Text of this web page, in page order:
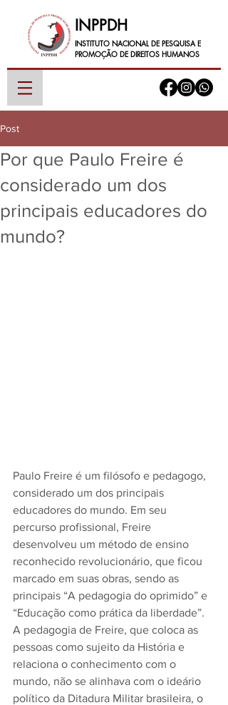
INPPDH
INSTITUTO NACIONAL DE PESQUISA E
PROMOÇÃO DE DIREITOS HUMANOS
Post
Por que Paulo Freire é
considerado um dos
principais educadores do
mundo?
Paulo Freire é um filósofo e pedagogo,
considerado um dos principais
educadores do mundo. Em seu
percurso profissional, Freire
desenvolveu um método de ensino
reconhecido revolucionário, que ficou
marcado em suas obras, sendo as
principais “A pedagogia do oprimido” e
“Educação como prática da liberdade”.
A pedagogia de Freire, que coloca as
pessoas como sujeito da História e
relaciona o conhecimento com o
mundo, não se alinhava com o ideário
político da Ditadura Militar brasileira, o